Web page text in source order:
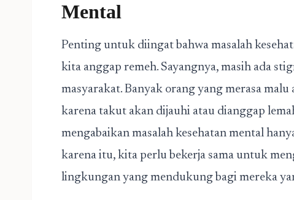
Mental
Penting untuk diingat bahwa masalah
kita anggap remeh. Sayangnya, masih ada
masyarakat. Banyak orang yang merasa
karena takut akan dijauhi atau dianggap
mengabaikan masalah kesehatan mental
karena itu, kita perlu bekerja sama untuk
lingkungan yang mendukung bagi mereka